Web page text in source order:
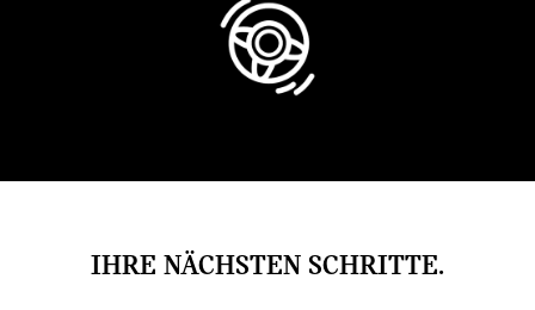
IHRE NÄCHSTEN SCHRITTE.